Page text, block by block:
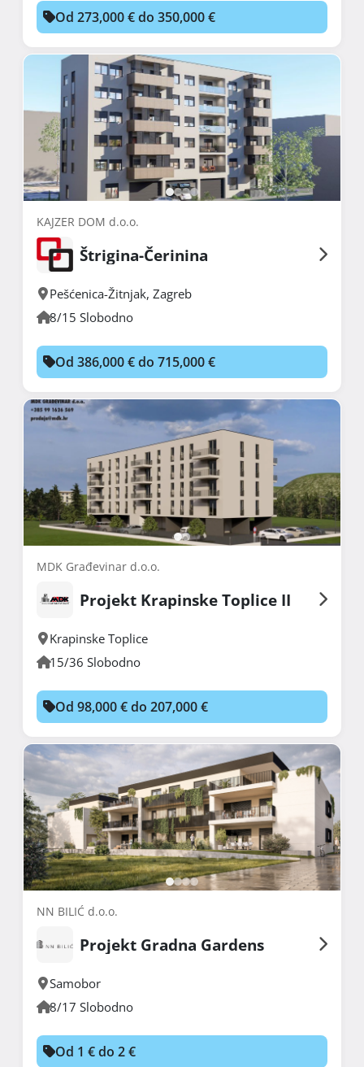
Od 273,000 € do 350,000 €
KAJZER DOM d.o.o.
Štrigina-Čerinina
Pešćenica-Žitnjak, Zagreb
8/15 Slobodno
Od 386,000 € do 715,000 €
MDK Građevinar d.o.o.
Projekt Krapinske Toplice II
Krapinske Toplice
15/36 Slobodno
Od 98,000 € do 207,000 €
NN BILIĆ d.o.o.
Projekt Gradna Gardens
Samobor
8/17 Slobodno
Od 1 € do 2 €